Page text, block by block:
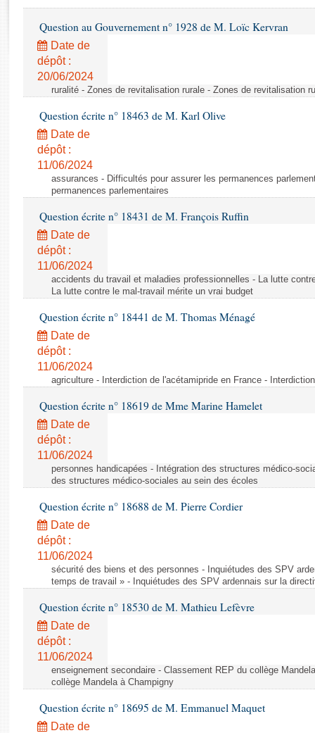
Baromètre de l’application des lois
Dossiers législatifs
Budget et sécurité sociale
Questions écrites et orales
Comptes rendus des débats
Question au Gouvernement n° 1928 de M. Loïc Kervran
Date de
dépôt :
20/06/2024
ruralité - Zones de revitalisation rurale - Zones de revitalisation
Question écrite n° 18463 de M. Karl Olive
Date de
dépôt :
11/06/2024
assurances - Difficultés pour assurer les permanences
permanences parlementaires
Question écrite n° 18431 de M. François Ruffin
Date de
dépôt :
11/06/2024
accidents du travail et maladies professionnelles - La lutte
La lutte contre le mal-travail mérite un vrai budget
Question écrite n° 18441 de M. Thomas Ménagé
Date de
dépôt :
11/06/2024
agriculture - Interdiction de l'acétamipride en France -
Question écrite n° 18619 de Mme Marine Hamelet
Date de
dépôt :
11/06/2024
personnes handicapées - Intégration des structures médico-
des structures médico-sociales au sein des écoles
Question écrite n° 18688 de M. Pierre Cordier
Date de
dépôt :
11/06/2024
sécurité des biens et des personnes - Inquiétudes des SPV
temps de travail » - Inquiétudes des SPV ardennais sur la
Question écrite n° 18530 de M. Mathieu Lefèvre
Date de
dépôt :
11/06/2024
enseignement secondaire - Classement REP du collège
collège Mandela à Champigny
Question écrite n° 18695 de M. Emmanuel Maquet
Date de